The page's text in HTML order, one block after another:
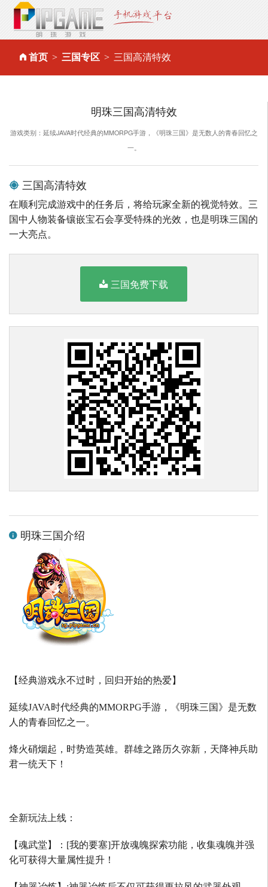
首页 三国专区 三国高清特效
明珠三国高清特效
游戏类别：延续JAVA时代经典的MMORPG手游，《明珠三国》是无数人的青春回忆之
一。
三国高清特效
在顺利完成游戏中的任务后，将给玩家全新的视觉特效。三
国中人物装备镶嵌宝石会享受特殊的光效，也是明珠三国的
一大亮点。
三国免费下载
明珠三国介绍
【经典游戏永不过时，回归开始的热爱】
延续JAVA时代经典的MMORPG手游，《明珠三国》是无数
人的青春回忆之一。
烽火硝烟起，时势造英雄。群雄之路历久弥新，天降神兵助
君一统天下！
全新玩法上线：
【魂武堂】： [我的要塞]开放魂魄探索功能，收集魂魄并强
化可获得大量属性提升！